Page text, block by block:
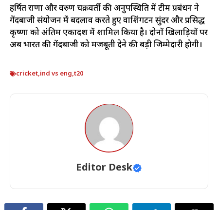
हर्षित राणा और वरुण चक्रवर्ती की अनुपस्थिति में टीम प्रबंधन ने
गेंदबाजी संयोजन में बदलाव करते हुए वाशिंगटन सुंदर और प्रसिद्ध
कृष्णा को अंतिम एकादश में शामिल किया है। दोनों खिलाड़ियों पर
अब भारत की गेंदबाजी को मजबूती देने की बड़ी जिम्मेदारी होगी।
cricket,ind vs eng,t20
Editor Desk